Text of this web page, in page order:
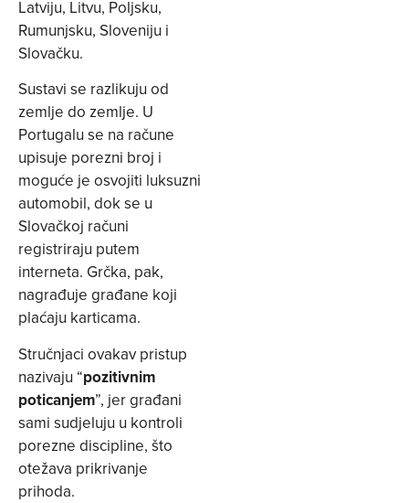
Latviju, Litvu, Poljsku,
Rumunjsku, Sloveniju i
Slovačku.
Sustavi se razlikuju od
zemlje do zemlje. U
Portugalu se na račune
upisuje porezni broj i
moguće je osvojiti luksuzni
automobil, dok se u
Slovačkoj računi
registriraju putem
interneta. Grčka, pak,
nagrađuje građane koji
plaćaju karticama.
Stručnjaci ovakav pristup
nazivaju “pozitivnim
poticanjem”, jer građani
sami sudjeluju u kontroli
porezne discipline, što
otežava prikrivanje
prihoda.